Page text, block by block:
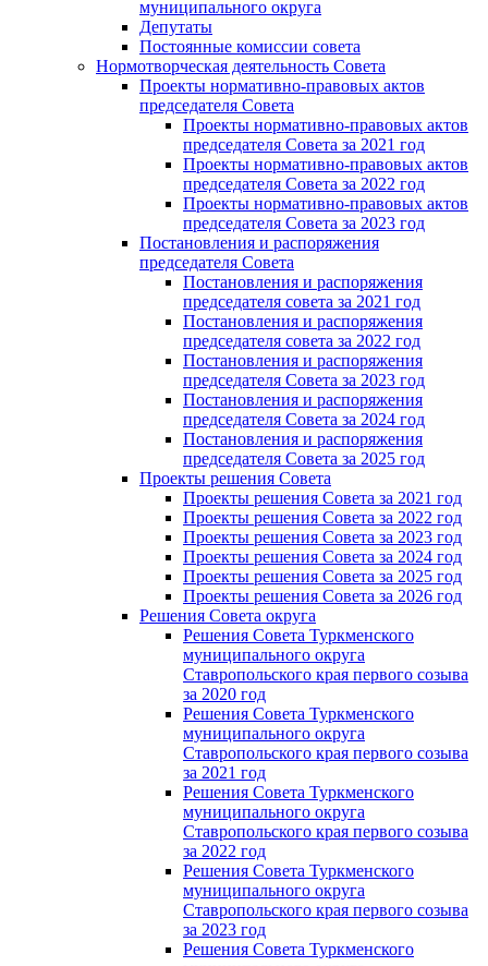
муниципального округа
Депутаты
Постоянные комиссии совета
Нормотворческая деятельность Совета
Проекты нормативно-правовых актов
председателя Cовета
Проекты нормативно-правовых актов
председателя Cовета за 2021 год
Проекты нормативно-правовых актов
председателя Cовета за 2022 год
Проекты нормативно-правовых актов
председателя Cовета за 2023 год
Постановления и распоряжения
председателя Cовета
Постановления и распоряжения
председателя совета за 2021 год
Постановления и распоряжения
председателя совета за 2022 год
Постановления и распоряжения
председателя Cовета за 2023 год
Постановления и распоряжения
председателя Cовета за 2024 год
Постановления и распоряжения
председателя Cовета за 2025 год
Проекты решения Cовета
Проекты решения Совета за 2021 год
Проекты решения Совета за 2022 год
Проекты решения Cовета за 2023 год
Проекты решения Совета за 2024 год
Проекты решения Совета за 2025 год
Проекты решения Совета за 2026 год
Решения Совета округа
Решения Совета Туркменского
муниципального округа
Ставропольского края первого созыва
за 2020 год
Решения Совета Туркменского
муниципального округа
Ставропольского края первого созыва
за 2021 год
Решения Совета Туркменского
муниципального округа
Ставропольского края первого созыва
за 2022 год
Решения Совета Туркменского
муниципального округа
Ставропольского края первого созыва
за 2023 год
Решения Совета Туркменского